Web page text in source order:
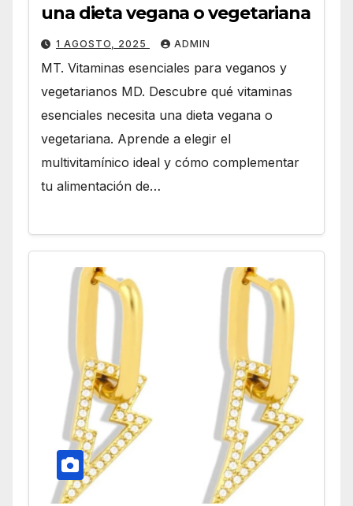
una dieta vegana o vegetariana
1 AGOSTO, 2025 ADMIN
MT. Vitaminas esenciales para veganos y
vegetarianos MD. Descubre qué vitaminas
esenciales necesita una dieta vegana o
vegetariana. Aprende a elegir el
multivitamínico ideal y cómo complementar
tu alimentación de…